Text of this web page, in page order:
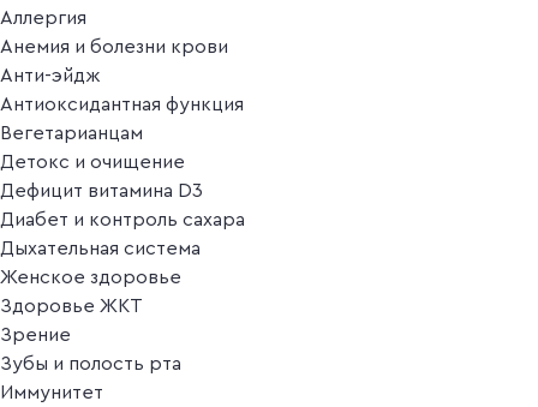
Аллергия
Анемия и болезни крови
Анти-эйдж
Антиоксидантная функция
Вегетарианцам
Детокс и очищение
Дефицит витамина D3
Диабет и контроль сахара
Дыхательная система
Женское здоровье
Здоровье ЖКТ
Зрение
Зубы и полость рта
Иммунитет